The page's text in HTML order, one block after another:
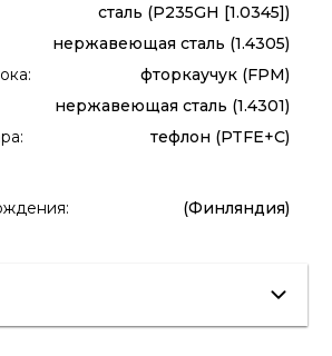
сталь (P235GH [1.0345])
нержавеющая сталь (1.4305)
:
фторкаучук (FPM)
нержавеющая сталь (1.4301)
: тефлон (PTFE+C)
: (Финляндия)